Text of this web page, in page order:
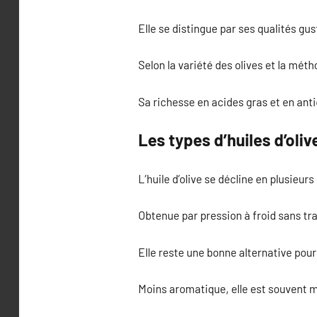
Elle se distingue par ses qualités
Selon la variété des olives et la
Sa richesse en acides gras et en
Les types d’huiles
L’huile d’olive se décline en
Obtenue par pression à froid sans
Elle reste une bonne alternative
Moins aromatique, elle est souvent